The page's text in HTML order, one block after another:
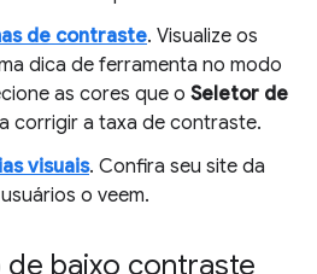
de contraste. Visualize os
dica de ferramenta no modo
as cores que o Seletor de
corrigir a taxa de contraste.
visuais. Confira seu site da
o veem.
baixo contraste